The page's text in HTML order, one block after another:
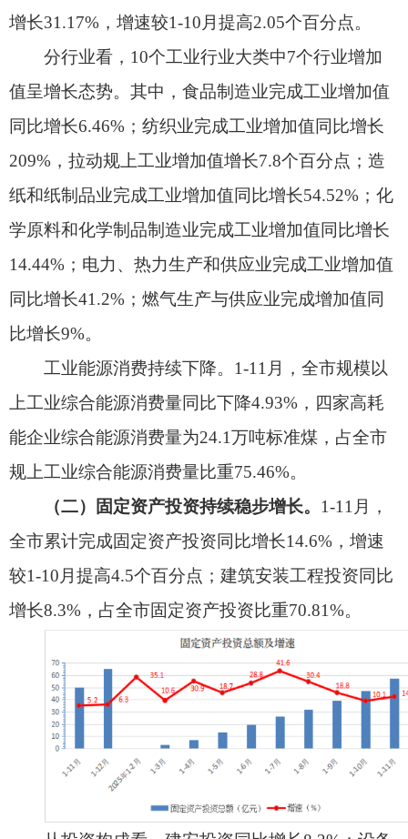
比增长9%。
上工业综合能源消费量同比下降4.93%，四家高耗
能企业综合能源消费量为24.1万吨标准煤，占全市
规上工业综合能源消费量比重75.46%。
（二）固定资产投资持续稳步增长。 1-11月，
全市累计完成固定资产投资同比增长14.6%，增速
增长8.3%，占全市固定资产投资比重70.81%。
从投资构成看。建安投资同比增长8.3%；设备
购置投资同比增长13.5%；其他费用投资同比增长
从三次产业投资结构看。呈现"三产引领、二产
平稳、一产稳定"。第三产业完成投资额同比增长
23.8%，占全市固定资产投资比重64.4%，拉动投资
增长14.2个百分点，成为拉动投资增长的主要动
力。受工业内部结构调整影响第二产业完成投资额
同比增长0.9%，占全市固定资产投资比重33.3%，
拉动投资增长0.4个百分点。第一产业完成投资额同
比增长1.8%，占全市固定资产投资比重2.3%，增速
平稳，农业农村投资保持稳定。
民间投资活力增强。投资主体结构持续优化效
果显著，民间投资活力全面释放，民间投资快速增
长，完成投资同比增长95.3%，拉动投资增长31.7个